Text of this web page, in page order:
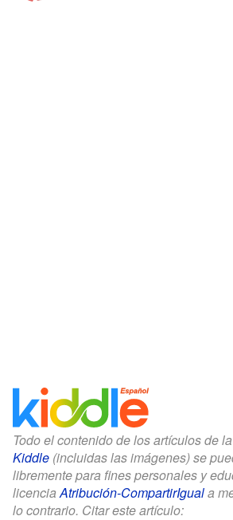
Todo el contenido de los artículos de la
Kiddle (incluidas las imágenes) se
libremente para fines personales y
licencia Atribución-CompartirIguala
lo contrario. Citar este artículo: